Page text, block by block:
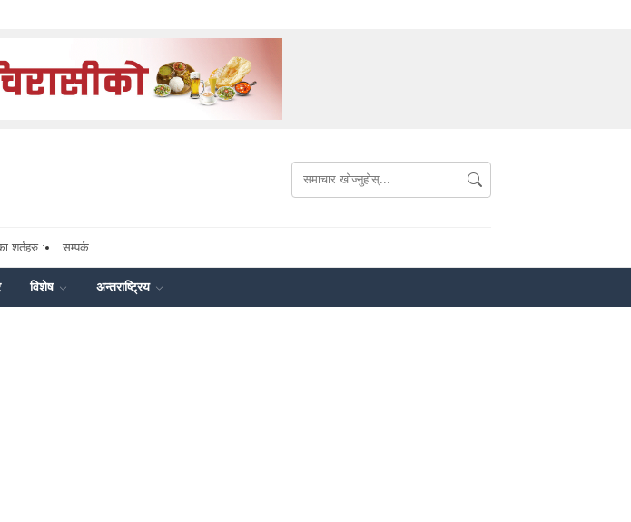
शर्तहरु : सम्पर्क
विशेष अन्तराष्ट्रिय